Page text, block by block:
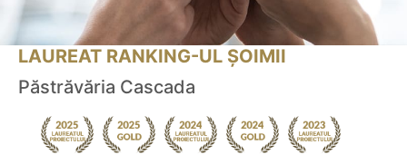
LAUREAT RANKING-UL ȘOIMII
Păstrăvăria Cascada